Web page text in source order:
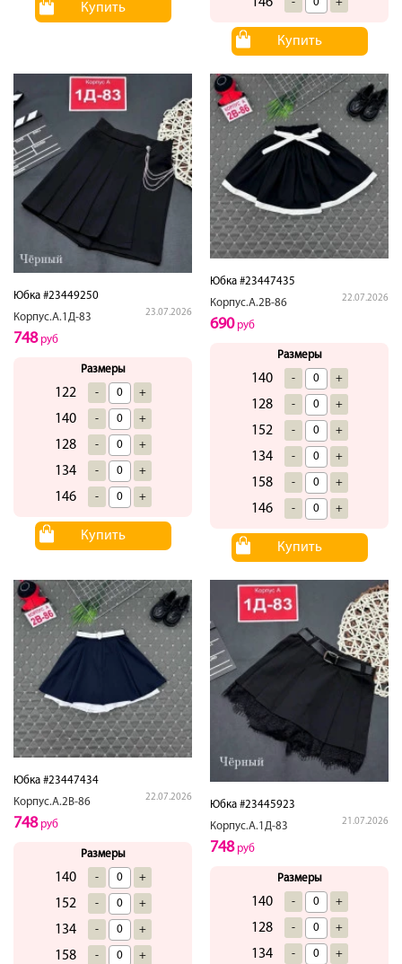
Купить
Купить
Юбка #23449250
Корпус.А.1Д-83
23.07.2026
748руб
Размеры
122 - +
140 - +
128 - +
134 - +
146 - +
Купить
Юбка #23447435
Корпус.А.2В-86
22.07.2026
690руб
Размеры
140 - +
128 - +
152 - +
134 - +
158 - +
146 - +
Купить
Юбка #23447434
Корпус.А.2В-86
22.07.2026
748руб
Размеры
140 - +
152 - +
134 - +
158 - +
Юбка #23445923
Корпус.А.1Д-83
21.07.2026
748руб
Размеры
140 - +
128 - +
134 - +